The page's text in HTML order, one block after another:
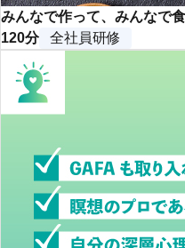
みんなで作って、みんなで
120分
全社員研修